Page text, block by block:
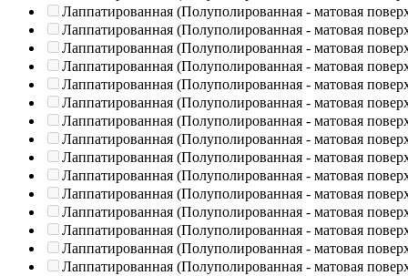
Лаппатированная (Полуполированная - матовая
Лаппатированная (Полуполированная - матовая
Лаппатированная (Полуполированная - матовая
Лаппатированная (Полуполированная - матовая
Лаппатированная (Полуполированная - матовая
Лаппатированная (Полуполированная - матовая
Лаппатированная (Полуполированная - матовая
Лаппатированная (Полуполированная - матовая
Лаппатированная (Полуполированная - матовая
Лаппатированная (Полуполированная - матовая
Лаппатированная (Полуполированная - матовая
Лаппатированная (Полуполированная - матовая
Лаппатированная (Полуполированная - матовая
Лаппатированная (Полуполированная - матовая
Лаппатированная (Полуполированная - матовая